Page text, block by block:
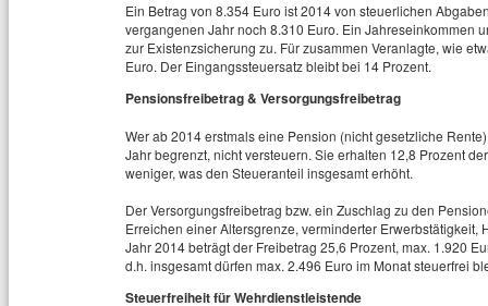
Ein Betrag von 8.354 Euro ist 2014 von steuerlichen
vergangenen Jahr noch 8.310 Euro. Ein Jahreseinkommen
zur Existenzsicherung zu. Für zusammen Veranlagte, wie
Euro. Der Eingangssteuersatz bleibt bei 14 Prozent.
Pensionsfreibetrag & Versorgungsfreibetrag
Wer ab 2014 erstmals eine Pension (nicht gesetzliche
Jahr begrenzt, nicht versteuern. Sie erhalten 12,8 Prozent
weniger, was den Steueranteil insgesamt erhöht.
Der Versorgungsfreibetrag bzw. ein Zuschlag zu den
Erreichen einer Altersgrenze, verminderter
Jahr 2014 beträgt der Freibetrag 25,6 Prozent, max. 1.920
d.h. insgesamt dürfen max. 2.496 Euro im Monat steuerfrei
Steuerfreiheit für Wehrdienstleistende